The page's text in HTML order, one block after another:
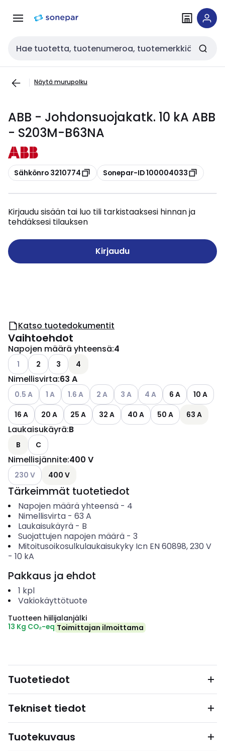
navigointiinsisältöön
Haku
Näytä murupolku
ABB - Johdonsuojakatk. 10 kA ABB
- S203M-B63NA
Kopioi
Sähkönro 3210774 Kopioi
Sonepar-ID 100004033
Kirjaudu sisään tai luo tili tarkistaaksesi hinnan ja
tehdäksesi tilauksen
Kirjaudu
Katso tuotedokumentit
Vaihtoehdot
Napojen määrä yhteensä:4
Katso käytettävissä olevat vaihtoehdot
1 2 3 4
Nimellisvirta:63 A
Katso käytettävissä olevat vaihtoehdot
0.5 A Katso käytettävissä olevat vaihtoehdot
1 A Katso käytettävissä olevat vaihtoehdot
1.6 A Katso käytettävissä olevat
2 A Katso käytettävissä olevat
3 A Katso käytettävissä
4 A 6 A
10 A
16 A
20 A 25 A 32 A 40 A 50 A 63 A
Laukaisukäyrä:B
B C
Nimellisjännite:400 V
Katso käytettävissä olevat vaihtoehdot
230 V 400 V
Tärkeimmät tuotetiedot
Napojen määrä yhteensä- 4
Nimellisvirta- 63 A
Laukaisukäyrä- B
Suojattujen napojen määrä- 3
Mitoitusoikosulkulaukaisukyky Icn EN 60898, 230 V
- 10 kA
Pakkaus ja ehdot
1 kpl
Vakiokäyttötuote
Tuotteen hiilijalanjälki
13 Kg CO₂-eq Toimittajan ilmoittama
Tuotetiedot
Tekniset tiedot
Tuotekuvaus